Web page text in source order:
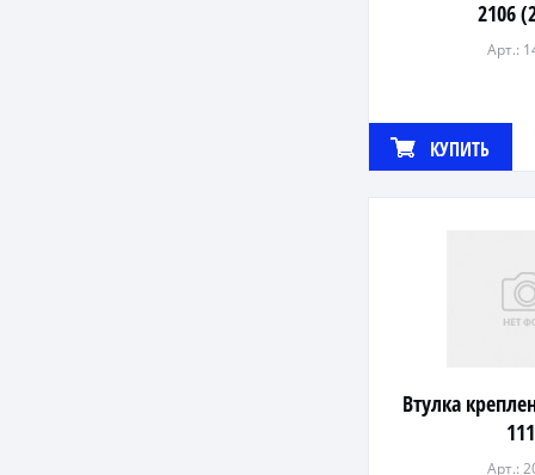
2106
Арт.:
КУПИТЬ
Втулка
Арт.: